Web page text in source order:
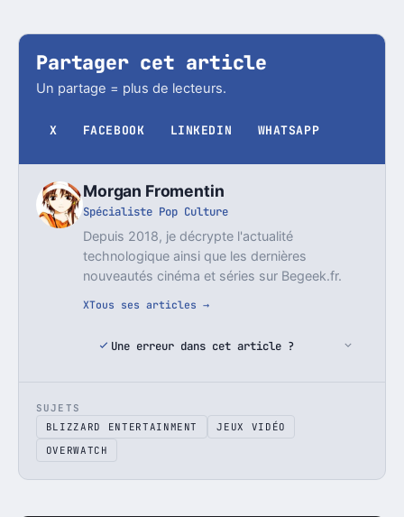
Partager cet article
Un partage = plus de lecteurs.
X FACEBOOK LINKEDIN WHATSAPP
Morgan Fromentin
Spécialiste Pop Culture
Depuis 2018, je décrypte l'actualité
technologique ainsi que les dernières
nouveautés cinéma et séries sur Begeek.fr.
XTous ses articles →
Une erreur dans cet article ?
SUJETS
BLIZZARD ENTERTAINMENT
JEUX VIDÉO
OVERWATCH